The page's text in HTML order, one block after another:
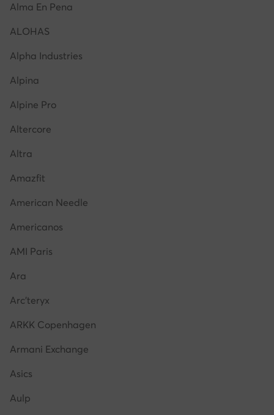
Alma En Pena
ALOHAS
Alpha Industries
Alpina
Alpine Pro
Altercore
Altra
Amazfit
American Needle
Americanos
AMI Paris
Ara
Arc'teryx
ARKK Copenhagen
Armani Exchange
Asics
Aulp